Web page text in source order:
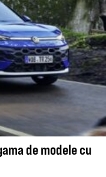
de modele cu